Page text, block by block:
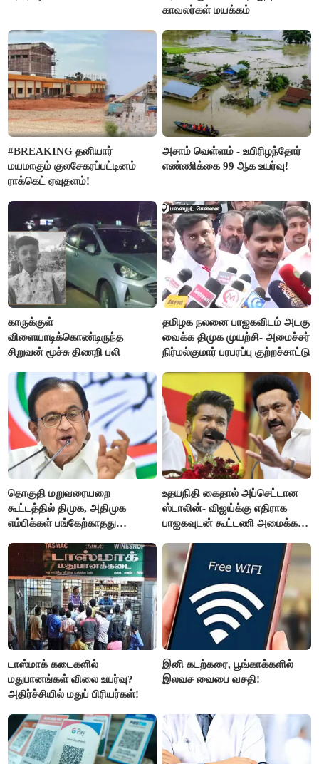
காவலர்கள் மயக்கம்
#BREAKING தனியார்
மயமாகும் குலசேகரப்பட்டினம்
ராக்கெட் ஏவுதளம்!
அசாம் வெள்ளம் - உயிரிழந்தோர்
எண்ணிக்கை 99 ஆக உயர்வு!
காருக்குள்
விளையாடிக்கொண்டிருந்த
சிறுவன் மூச்சு திணறி பலி
தமிழக நலனை பாஜகவிடம் அடகு
வைக்க திமுக முயற்சி- அமைச்சர்
நிர்மல்குமார் பரபரப்பு குற்றச்சாட்டு
தொகுதி மறுவரையறை
கூட்டத்தில் திமுக, அதிமுக
எம்பிக்கள் பங்கேற்காதது
உதயநிதி கைதால் அப்செட்டான
ஸ்டாலின்- விஜய்க்கு எதிராக
பாஜகவுடன் கூட்டணி அமைக்க
டாஸ்மாக் கடைகளில்
மதுபானங்கள் விலை உயர்வு?
அதிர்ச்சியில் மதுப் பிரியர்கள்!
இனி கடற்கரை, பூங்காக்களில்
இலவச வைபை வசதி!